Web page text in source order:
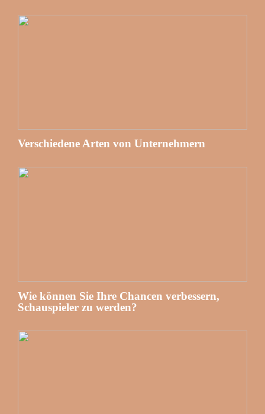
Verschiedene Arten von Unternehmern
Wie können Sie Ihre Chancen verbessern,
Schauspieler zu werden?